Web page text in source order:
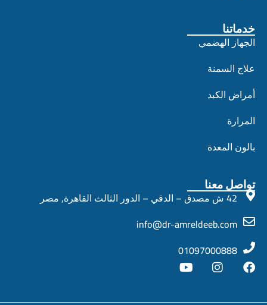
خدماتنا
الجهاز الهضمي
علاج السمنة
أمراض الكبد
المرارة
بالون المعدة
تواصل معنا
42 ش مصدق – الدقي – الدور الثالث القاهرة, مصر
info@dr-amreldeeb.com
01097000888